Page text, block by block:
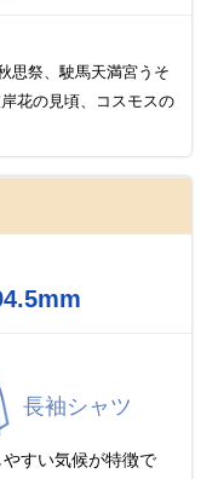
思祭、駛馬天満宮うそ
花の見頃、コスモスの
長袖シャツ
すい気候が特徴で